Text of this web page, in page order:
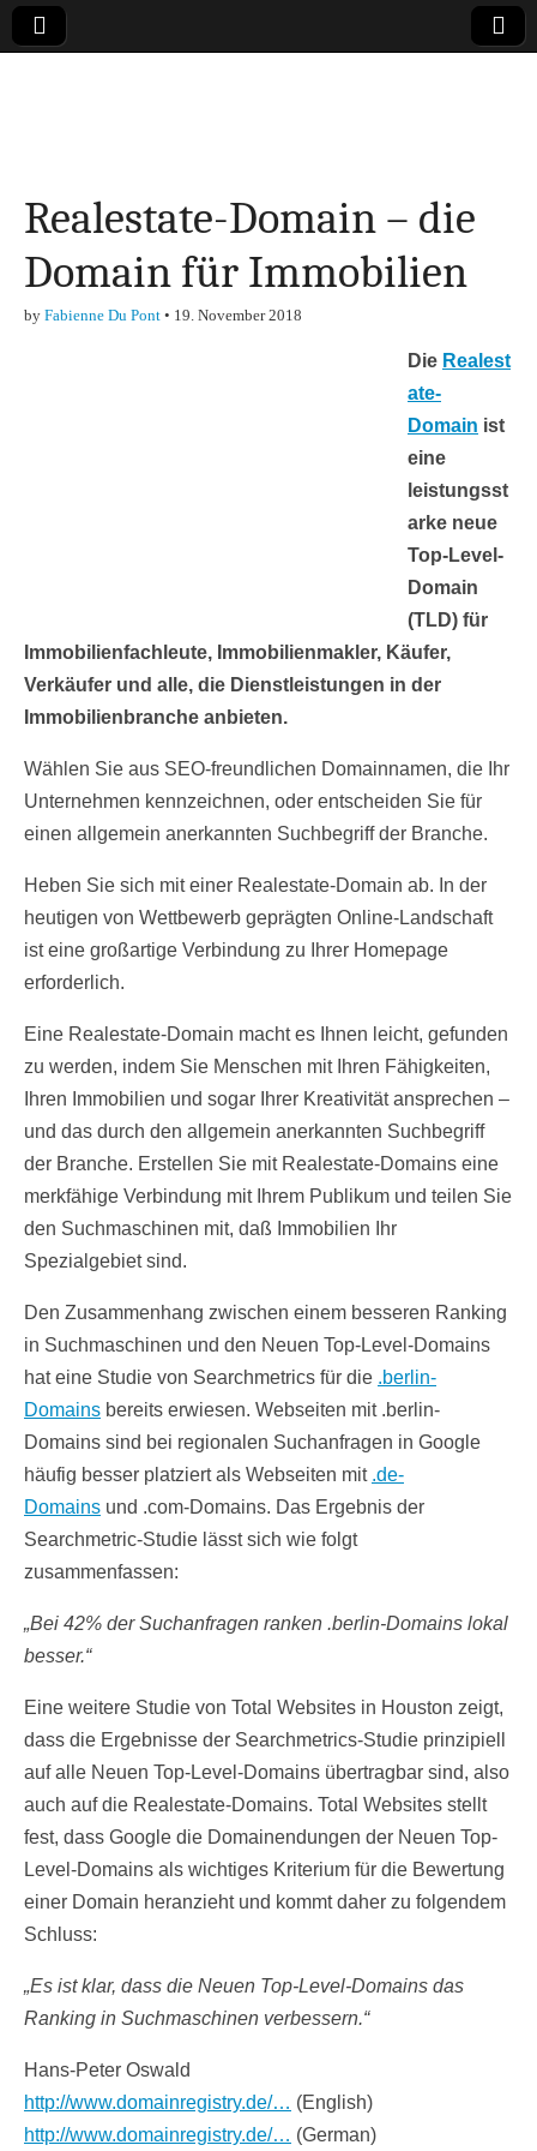
Finanzen,
Marketing-, Vertrieb-
& Investment-Tipps
Realestate-Domain – die
Domain für Immobilien
by Fabienne Du Pont • 19. November 2018
Die Realest
ate-
Domain ist
eine
leistungsst
arke neue
Top-Level-
Domain
(TLD) für
Immobilienfachleute, Immobilienmakler, Käufer,
Verkäufer und alle, die Dienstleistungen in der
Immobilienbranche anbieten.
Wählen Sie aus SEO-freundlichen Domainnamen, die Ihr
Unternehmen kennzeichnen, oder entscheiden Sie für
einen allgemein anerkannten Suchbegriff der Branche.
Heben Sie sich mit einer Realestate-Domain ab. In der
heutigen von Wettbewerb geprägten Online-Landschaft
ist eine großartige Verbindung zu Ihrer Homepage
erforderlich.
Eine Realestate-Domain macht es Ihnen leicht, gefunden
zu werden, indem Sie Menschen mit Ihren Fähigkeiten,
Ihren Immobilien und sogar Ihrer Kreativität ansprechen –
und das durch den allgemein anerkannten Suchbegriff
der Branche. Erstellen Sie mit Realestate-Domains eine
merkfähige Verbindung mit Ihrem Publikum und teilen Sie
den Suchmaschinen mit, daß Immobilien Ihr
Spezialgebiet sind.
Den Zusammenhang zwischen einem besseren Ranking
in Suchmaschinen und den Neuen Top-Level-Domains
hat eine Studie von Searchmetrics für die .berlin-
Domains bereits erwiesen. Webseiten mit .berlin-
Domains sind bei regionalen Suchanfragen in Google
häufig besser platziert als Webseiten mit .de-
Domains und .com-Domains. Das Ergebnis der
Searchmetric-Studie lässt sich wie folgt
zusammenfassen:
„Bei 42% der Suchanfragen ranken .berlin-Domains lokal
besser.“
Eine weitere Studie von Total Websites in Houston zeigt,
dass die Ergebnisse der Searchmetrics-Studie prinzipiell
auf alle Neuen Top-Level-Domains übertragbar sind, also
auch auf die Realestate-Domains. Total Websites stellt
fest, dass Google die Domainendungen der Neuen Top-
Level-Domains als wichtiges Kriterium für die Bewertung
einer Domain heranzieht und kommt daher zu folgendem
Schluss:
„Es ist klar, dass die Neuen Top-Level-Domains das
Ranking in Suchmaschinen verbessern.“
Hans-Peter Oswald
http://www.domainregistry.de/… (English)
http://www.domainregistry.de/… (German)